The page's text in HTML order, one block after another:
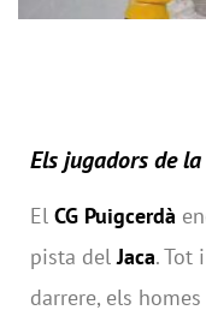
Els jugadors de
El CG Puigcerdà
pista del Jaca. Tot
darrere, els